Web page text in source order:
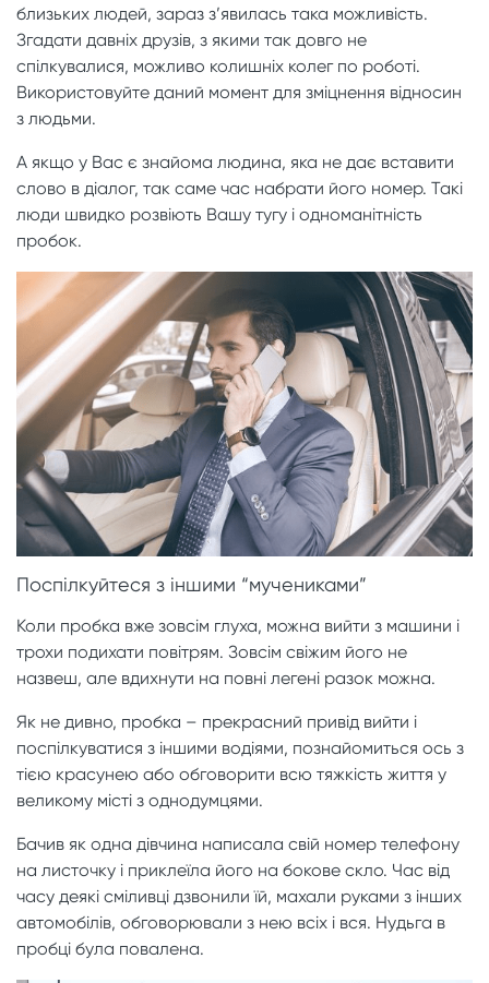
близьких людей, зараз з’явилась така можливість.
Згадати давніх друзів, з якими так довго не
спілкувалися, можливо колишніх колег по роботі.
Використовуйте даний момент для зміцнення відносин
з людьми.
А якщо у Вас є знайома людина, яка не дає вставити
слово в діалог, так саме час набрати його номер. Такі
люди швидко розвіють Вашу тугу і одноманітність
пробок.
Поспілкуйтеся з іншими “мучениками”
Коли пробка вже зовсім глуха, можна вийти з машини і
трохи подихати повітрям. Зовсім свіжим його не
назвеш, але вдихнути на повні легені разок можна.
Як не дивно, пробка – прекрасний привід вийти і
поспілкуватися з іншими водіями, познайомиться ось з
тією красунею або обговорити всю тяжкість життя у
великому місті з однодумцями.
Бачив як одна дівчина написала свій номер телефону
на листочку і приклеїла його на бокове скло. Час від
часу деякі сміливці дзвонили їй, махали руками з інших
автомобілів, обговорювали з нею всіх і вся. Нудьга в
пробці була повалена.